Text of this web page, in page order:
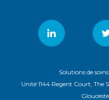
Solutions de
Unité 1144 Regent Court, The